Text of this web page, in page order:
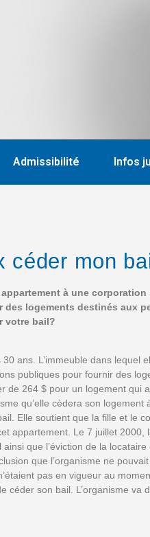
Admissibilité Infos
céder mon
à une
logements destinés aux
votre bail?
ans. L’immeuble dans lequel
publiques pour fournir des
de 264 $ pour un logement qui
qu’elle cèdera son
Elle soutient que la fille et le
appartement. Le 7 juillet 2000,
que l’éviction de la
que l’organisme ne
pas en vigueur au
céder son bail. L’organisme va